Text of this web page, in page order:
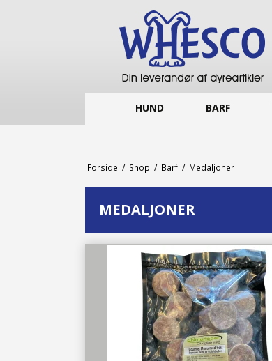
HUND BARF
Forside / Shop / Barf / Medaljoner
MEDALJONER